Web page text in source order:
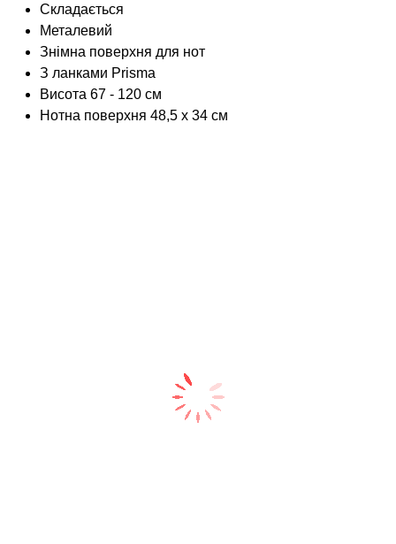
Складається
Металевий
Знімна поверхня для нот
З ланками Prisma
Висота 67 - 120 см
Нотна поверхня 48,5 x 34 см